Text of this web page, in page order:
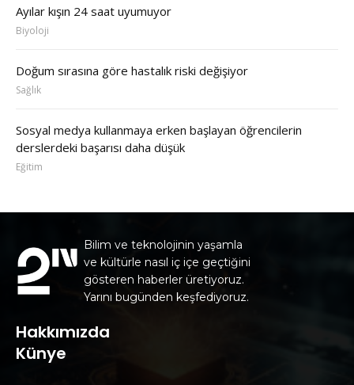
Ayılar kışın 24 saat uyumuyor
Biyoloji
Doğum sırasına göre hastalık riski değişiyor
Sağlık
Sosyal medya kullanmaya erken başlayan öğrencilerin
derslerdeki başarısı daha düşük
Eğitim
Bilim ve teknolojinin yaşamla
ve kültürle nasıl iç içe geçtiğini
gösteren haberler üretiyoruz.
Yarını bugünden keşfediyoruz.
Hakkımızda
Künye